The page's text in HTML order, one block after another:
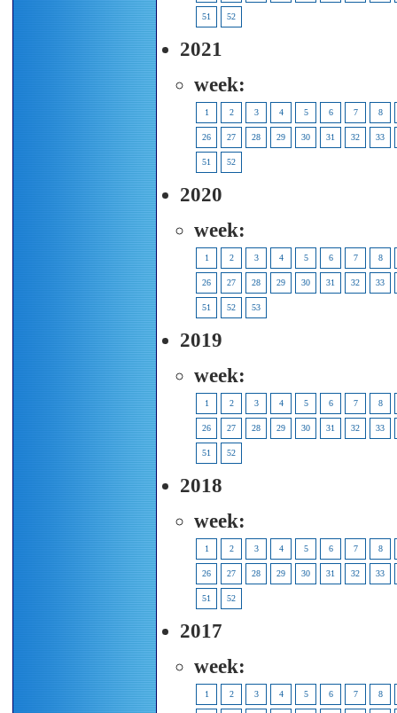
51 52
2021
week:
1 2 3 4 5 6 7 8
26 27 28 29 30 31 32 33
51 52
2020
week:
1 2 3 4 5 6 7 8
26 27 28 29 30 31 32 33
51 52 53
2019
week:
1 2 3 4 5 6 7 8
26 27 28 29 30 31 32 33
51 52
2018
week:
1 2 3 4 5 6 7 8
26 27 28 29 30 31 32 33
51 52
2017
week:
1 2 3 4 5 6 7 8